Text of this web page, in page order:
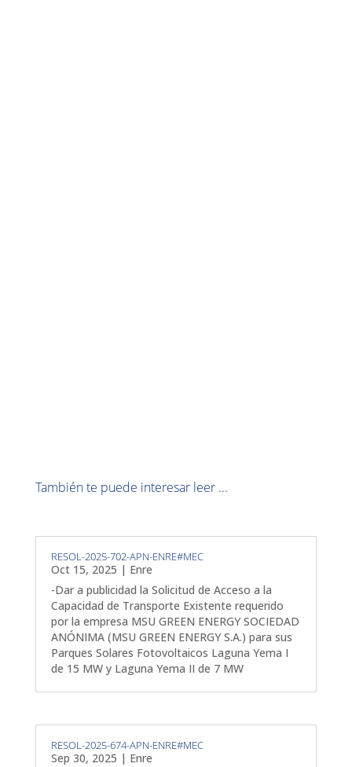
También te puede interesar leer ...
RESOL-2025-702-APN-ENRE#MEC
Oct 15, 2025 | Enre
-Dar a publicidad la Solicitud de Acceso a la
Capacidad de Transporte Existente requerido
por la empresa MSU GREEN ENERGY SOCIEDAD
ANÓNIMA (MSU GREEN ENERGY S.A.) para sus
Parques Solares Fotovoltaicos Laguna Yema I
de 15 MW y Laguna Yema II de 7 MW
RESOL-2025-674-APN-ENRE#MEC
Sep 30, 2025 | Enre